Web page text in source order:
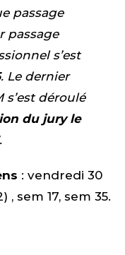
passage
passage
s’est
. Le dernier
s’est déroulé
du jury le
: vendredi 30
sem 17, sem 35.